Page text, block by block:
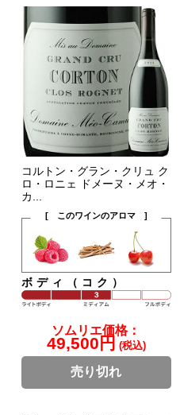
コルトン・グラン・クリュ ク
ロ・ロニェ ドメーヌ・メオ・
カ...
[ このワインのアロマ ]
ボディ（コク）
ソムリエ価格：
49,500円 (税込)
売り切れ